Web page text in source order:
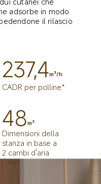
adsorbe in modo
il rilascio
237,4m³/h
CADR per polline*
48m²
Dimensioni della
stanza in base a
2 cambi d'aria
l'ora*